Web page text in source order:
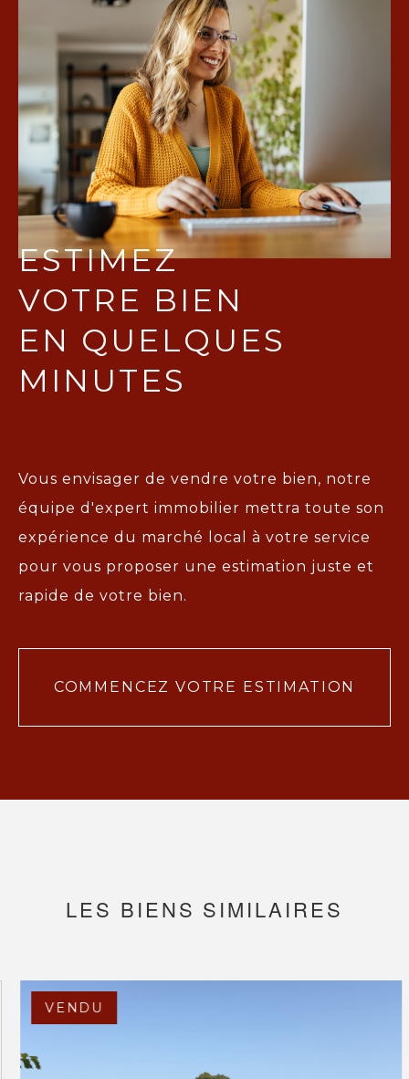
ESTIMEZ
VOTRE BIEN
EN QUELQUES
MINUTES
Vous envisager de vendre votre bien, notre
équipe d'expert immobilier mettra toute son
expérience du marché local à votre service
pour vous proposer une estimation juste et
rapide de votre bien.
COMMENCEZ VOTRE ESTIMATION
LES BIENS SIMILAIRES
VENDU